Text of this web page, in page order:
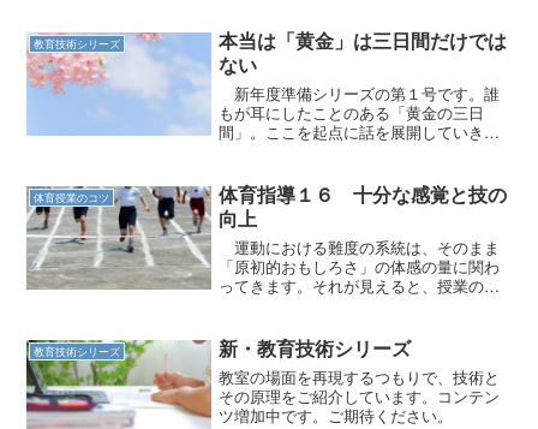
教育技術シリーズ
本当は「黄金」は三日間だけでは
ない
新年度準備シリーズの第１号です。誰
もが耳にしたことのある「黄金の三日
間」。ここを起点に話を展開していきま
体育授業のコツ
体育指導１６ 十分な感覚と技の
向上
運動における難度の系統は、そのまま
「原初的おもしろさ」の体感の量に関わ
ってきます。それが見えると、授業の組
教育技術シリーズ 新・教育技術シリーズ
教室の場面を再現するつもりで、技術と
その原理をご紹介しています。コンテン
ツ増加中です。ご期待ください。